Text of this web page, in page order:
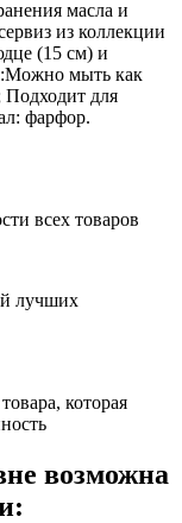
масла и
из коллекции
(15 см) и
мыть как
для
фарфор.
всех товаров
лучших
которая
возможна